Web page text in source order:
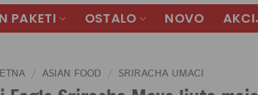
PAKETI OSTALO NOVO
/ ASIAN FOOD / SRIRACHA UMACI